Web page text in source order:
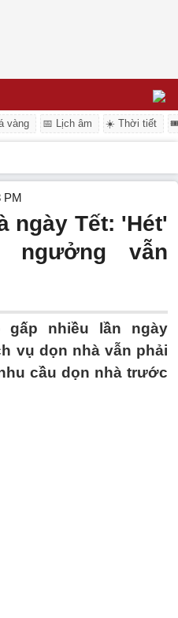
vàng 📅 Lịch âm ☀️ Thời tiết
PM
ngày Tết: 'Hét'
ngưởng vẫn
nhiều lần ngày
vụ dọn nhà vẫn phải
cầu dọn nhà trước